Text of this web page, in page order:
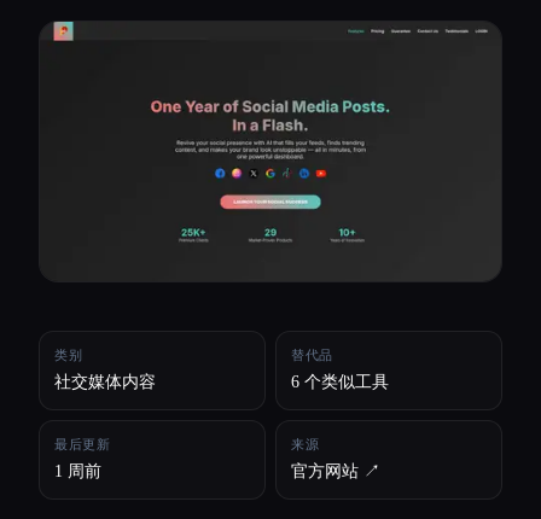
类别
社交媒体内容
替代品
6 个类似工具
最后更新
1 周前
来源
官方网站 ↗︎